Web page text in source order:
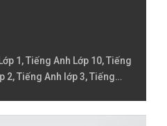
1, Tiếng Anh Lớp 10, Tiếng
2, Tiếng Anh lớp 3, Tiếng